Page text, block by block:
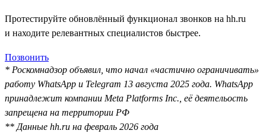
Протестируйте обновлённый функционал звонков на hh.ru
и находите релевантных специалистов быстрее.
Позвонить
* Роскомнадзор объявил, что начал «частично ограничивать»
работу WhatsApp и Telegram 13 августа 2025 года. WhatsApp
принадлежит компании Meta Platforms Inc., её деятельость
запрещена на территории РФ
** Данные hh.ru на февраль 2026 года